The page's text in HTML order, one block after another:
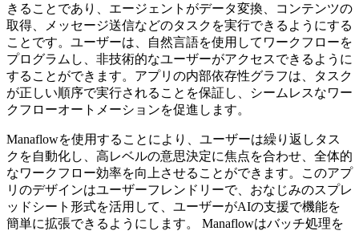
きることであり、エージェントがデータ変換、コンテンツの
取得、メッセージ送信などのタスクを実行できるようにする
ことです。ユーザーは、自然言語を使用してワークフローを
プログラムし、非技術的なユーザーがアクセスできるように
することができます。アプリの内部依存性グラフは、タスク
が正しい順序で実行されることを保証し、シームレスなワー
クフローオートメーションを促進します。
Manaflowを使用することにより、ユーザーは繰り返しタス
クを自動化し、高レベルの意思決定に焦点を合わせ、全体的
なワークフロー効率を向上させることができます。このアプ
リのデザインはユーザーフレンドリーで、おなじみのスプレ
ッドシート形式を活用して、ユーザーがAIの支援で機能を
簡単に拡張できるようにします。 Manaflowはバッチ処理を